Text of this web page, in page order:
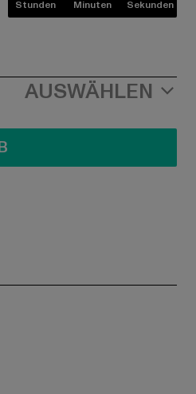
Stunden Minuten Sekunden
AUSWÄHLEN